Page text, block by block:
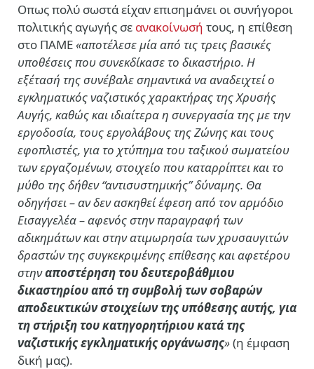
Οπως πολύ σωστά είχαν επισημάνει οι συνήγοροι
πολιτικής αγωγής σε ανακοίνωσή τους, η επίθεση
στο ΠΑΜΕ«αποτέλεσε μία από τις τρεις βασικές
υποθέσεις που συνεκδίκασε το δικαστήριο. Η
εξέτασή της συνέβαλε σημαντικά να αναδειχτεί ο
εγκληματικός ναζιστικός χαρακτήρας της Χρυσής
Αυγής, καθώς και ιδιαίτερα η συνεργασία της με την
εργοδοσία, τους εργολάβους της Ζώνης και τους
εφοπλιστές, για το χτύπημα του ταξικού σωματείου
των εργαζομένων, στοιχείο που καταρρίπτει και το
μύθο της δήθεν “αντισυστημικής” δύναμης. Θα
οδηγήσει – αν δεν ασκηθεί έφεση από τον αρμόδιο
Εισαγγελέα – αφενός στην παραγραφή των
αδικημάτων και στην ατιμωρησία των χρυσαυγιτών
δραστών της συγκεκριμένης επίθεσης και αφετέρου
στηναποστέρηση του δευτεροβάθμιου
δικαστηρίου από τη συμβολή των σοβαρών
αποδεικτικών στοιχείων της υπόθεσης αυτής, για
τη στήριξη του κατηγορητήριου κατά της
ναζιστικής εγκληματικής οργάνωσης»(η έμφαση
δική μας).